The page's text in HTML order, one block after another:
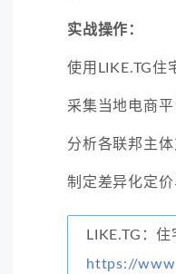
实战操作：
使用LIKE.TG住
采集当地电商
分析各联邦主
制定差异化定
LIKE.TG：
https://